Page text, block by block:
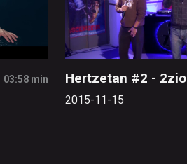
03:58 min Hertzetan #2 - 2zio
2015-11-15